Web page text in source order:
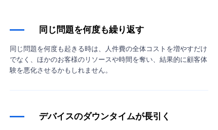
同じ問題を何度も繰り返す
同じ問題を何度も起きる時は、人件費の全体コストを増やすだけ
でなく、ほかのお客様のリソースや時間を奪い、結果的に顧客体
験を悪化させるかもしれません。
デバイスのダウンタイムが長引く